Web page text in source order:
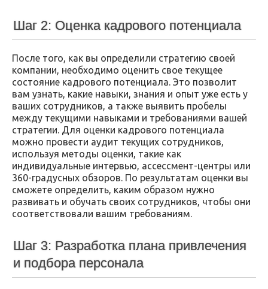
Шаг 2: Оценка кадрового потенциала
После того, как вы определили стратегию своей
компании, необходимо оценить свое текущее
состояние кадрового потенциала. Это позволит
вам узнать, какие навыки, знания и опыт уже есть у
ваших сотрудников, а также выявить пробелы
между текущими навыками и требованиями вашей
стратегии. Для оценки кадрового потенциала
можно провести аудит текущих сотрудников,
используя методы оценки, такие как
индивидуальные интервью, ассессмент-центры или
360-градусных обзоров. По результатам оценки вы
сможете определить, каким образом нужно
развивать и обучать своих сотрудников, чтобы они
соответствовали вашим требованиям.
Шаг 3: Разработка плана привлечения
и подбора персонала